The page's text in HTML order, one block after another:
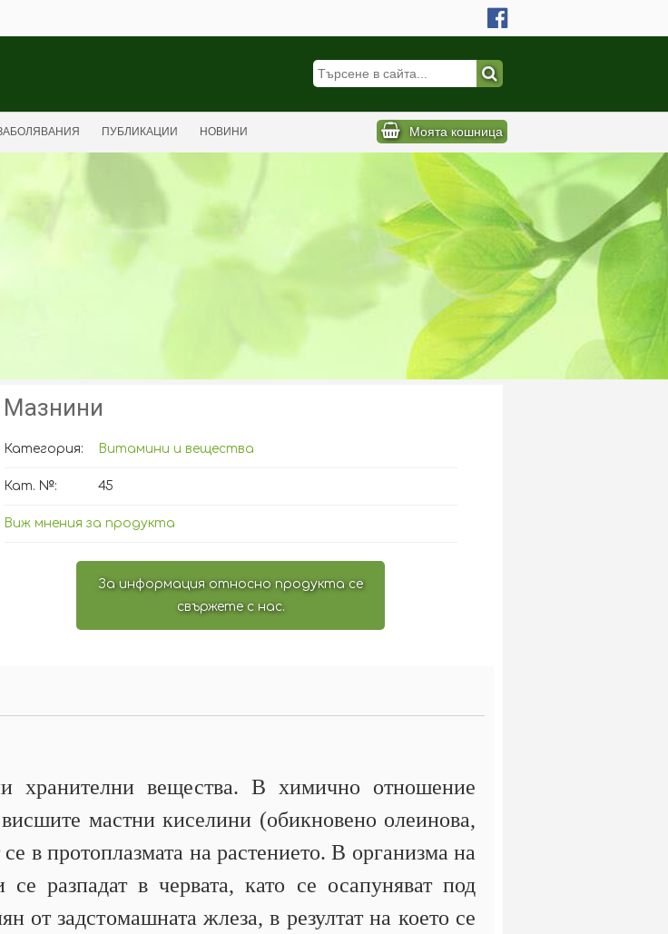
ПУБЛИКАЦИИ НОВИНИ Моята кошница
Мазнини
Категория: Витамини и вещества
Кат. №: 45
Виж мнения за продукта
За информация относно продукта се
свържете с нас.
хранителни вещества. В химично отношение
мастни киселини (обикновено олеинова,
в протоплазмата на растението. В организма на
разпадат в червата, като се осапуняват под
от задстомашната жлеза, в резултат на което се